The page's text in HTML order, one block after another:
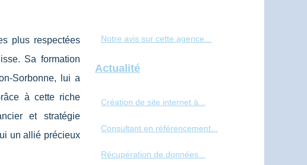
plus respectées
Sa formation
Sorbonne, lui a
à cette riche
et stratégie
un allié précieux
Notre avis sur cette agence...
Actualité
Création de site internet à...
Consultant en référencement...
Récupération de données...